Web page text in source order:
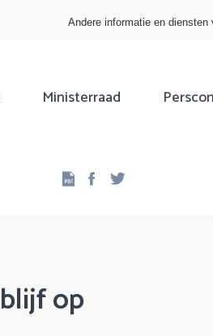
Andere informatie en diensten
Ministerraad
Facebook
op